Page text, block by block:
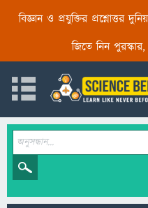
বিজ্ঞান ও প্রযুক্তির প্রশ্নোত্তর
জিতে নিন পুরস্কার,